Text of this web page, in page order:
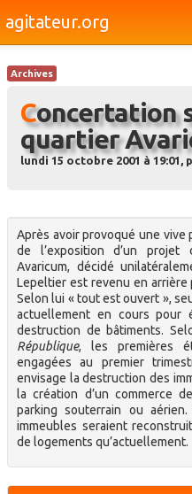
agitateur.org
Société
Culture
Brèves
Archives
Concertation sur le projet du
quartier
lundi 15 octobre 2001 à 19:01,
Après avoir provoqué une vive
de l’exposition d’un projet
Avaricum, décidé
Lepeltier est revenu en arrière
Selon lui « tout est ouvert »,
actuellement en cours pour
destruction de bâtiments.
République, les premières
engagées au premier
envisage la destruction des
la création d’un commerce
parking souterrain ou
immeubles seraient
de logements qu’actuellement.